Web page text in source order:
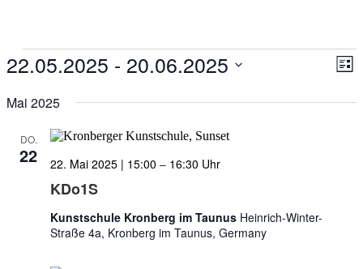
Veranstaltungen
Liste
22.05.2025 - 20.06.2025
wählen.
Mai 2025
DO.
22
KDo1S
22. Mai 2025 | 15:00 – 16:30
Kunstschule Kronberg im Taunus Heinrich-Winter-
Straße 4a, Kronberg im Taunus, Germany